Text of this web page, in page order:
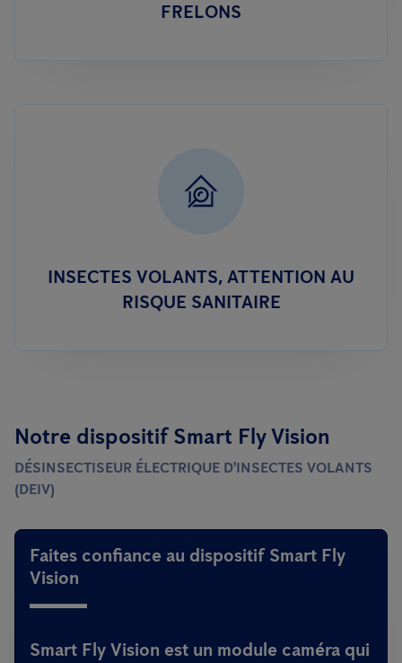
FRELONS
INSECTES VOLANTS, ATTENTION AU
RISQUE SANITAIRE
Notre dispositif Smart Fly Vision
DÉSINSECTISEUR ÉLECTRIQUE D'INSECTES VOLANTS
(DEIV)
Faites confiance au dispositif Smart Fly
Vision
Smart Fly Vision est un module caméra qui